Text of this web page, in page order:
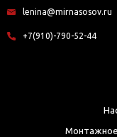
lenina@mirnasosov.ru
+7(910)-790-52-44